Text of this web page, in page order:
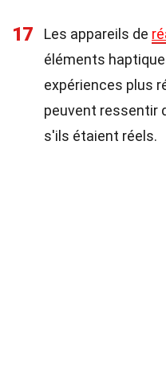
17 Les appareils de
éléments
expériences plus
peuvent ressentir
s'ils étaient réels.